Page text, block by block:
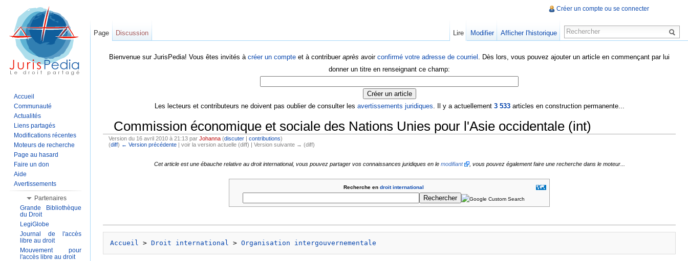
Bienvenue sur JurisPedia! Vous êtes invités à créer un compte et à contribuer après avoir confirmé votre adresse de courriel . Dès lors, vous pouvez ajouter un article en commençant par lui
donner un titre en renseignant ce champ:
Les lecteurs et contributeurs ne doivent pas oublier de consulter les avertissements juridiques. Il y a actuellement 3 533articles en construction permanente...
Commission économique et sociale des Nations Unies pour l'Asie occidentale (int)
Version du 16 avril 2010 à 21:13 par Johanna (discuter| contributions)
(diff) ← Version précédente| voir la version actuelle (diff) | Version suivante → (diff)
Cet article est une ébauche relative au droit international, vous pouvez partager vos connaissances juridiques en le modifiant , vous pouvez également faire une recherche dans le moteur...
Recherche en droit international
Accueil > Droit international > Organisation intergouvernementale
Créer un compte ou se connecter
Page Discussion Lire Modifier Afficher l'historique
Accueil
Communauté
Actualités
Liens partagés
Modifications récentes
Moteurs de recherche
Page au hasard
Faire un don
Aide
Avertissements
Partenaires
Grande Bibliothèque
du Droit
LegiGlobe
Journal de l'accès
libre au droit
Mouvement pour
l'accès libre au droit